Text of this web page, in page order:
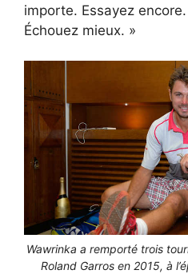
importe. Essayez
Échouez mieux. »
Wawrinka a remporté trois
Roland Garros en 2015, à